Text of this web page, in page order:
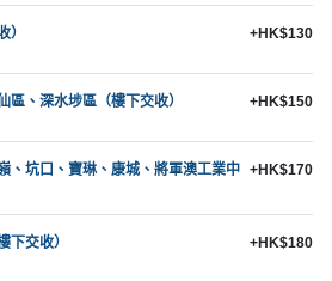
） +HK$130
區、深水埗區（樓下交收） +HK$150
、坑口、寶琳、康城、將軍澳工業中 +HK$170
下交收） +HK$180